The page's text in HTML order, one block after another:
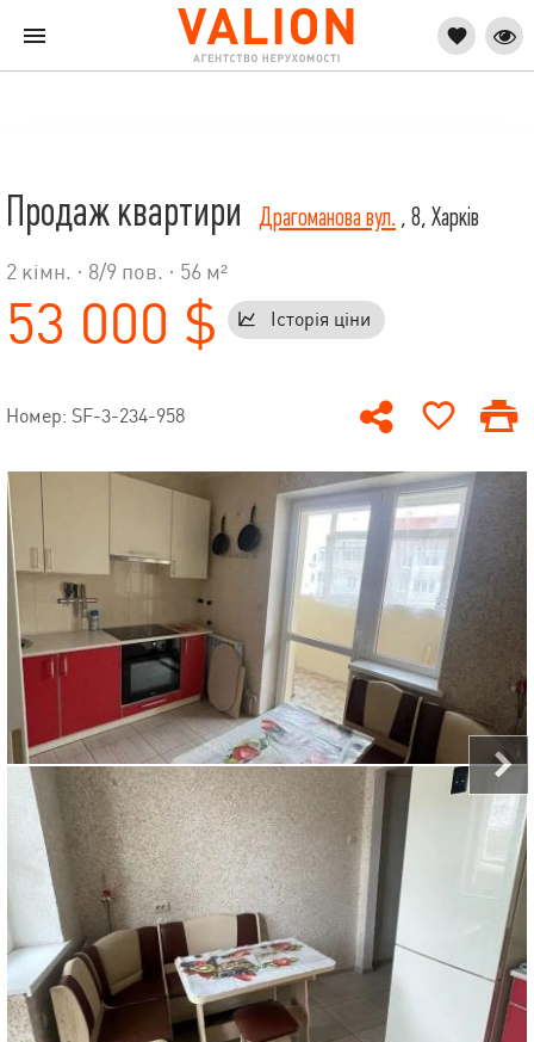
Продаж квартири Драгоманова вул. , 8, Харків
2 кімн. · 8/9 пов. · 56 м²
53 000 $ Історія ціни
Номер: SF-3-234-958